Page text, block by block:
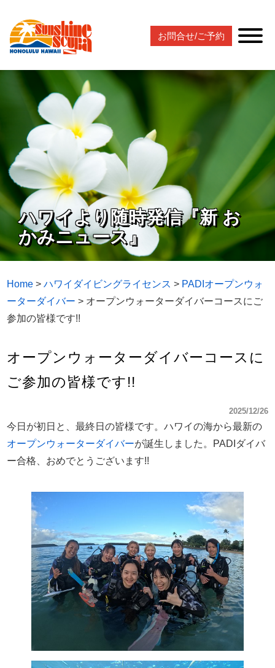
お問合せ/ご予約
ハワイより随時発信『新 お
かみニュース』
Home >ハワイダイビングライセンス > PADIオープンウォ
ーターダイバー > オープンウォーターダイバーコースにご
参加の皆様です!!
オープンウォーターダイバーコースに
ご参加の皆様です!!
2025/12/26
今日が初日と、最終日の皆様です。ハワイの海から最新の
オープンウォーターダイバーが誕生しました。PADIダイバ
ー合格、おめでとうございます!!